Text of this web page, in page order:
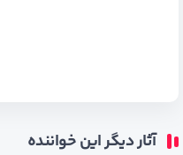
آثار دیگر این خواننده